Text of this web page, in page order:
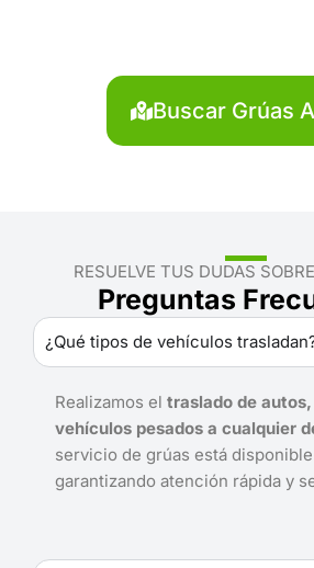
Buscar Grúas
RESUELVE TUS DUDAS
Preguntas
¿Qué tipos de vehículos
Realizamos el traslado de
vehículos pesados a cualquier
servicio de grúas está
garantizando atención rápida y